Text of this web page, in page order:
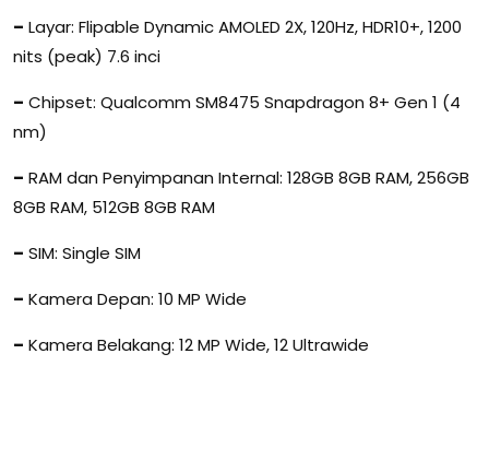
– Layar: Flipable Dynamic AMOLED 2X, 120Hz, HDR10+, 1200
nits (peak) 7.6 inci
– Chipset: Qualcomm SM8475 Snapdragon 8+ Gen 1 (4
nm)
– RAM dan Penyimpanan Internal: 128GB 8GB RAM, 256GB
8GB RAM, 512GB 8GB RAM
– SIM: Single SIM
– Kamera Depan: 10 MP Wide
– Kamera Belakang: 12 MP Wide, 12 Ultrawide